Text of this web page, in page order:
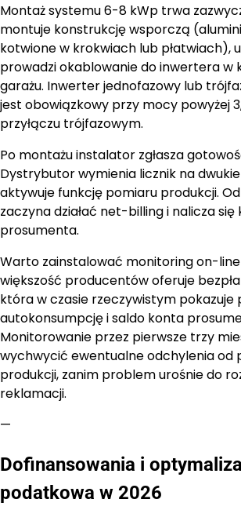
Montaż systemu 6-8 kWp trwa
montuje konstrukcję wsporczą
kotwione w krokwiach lub płatwiach),
prowadzi okablowanie do inwertera w
garażu. Inwerter jednofazowy lub
jest obowiązkowy przy mocy powyżej
przyłączu trójfazowym.
Po montażu instalator zgłasza
Dystrybutor wymienia licznik na
aktywuje funkcję pomiaru produkcji.
zaczyna działać net-billing i nalicza się
prosumenta.
Warto zainstalować monitoring on-
większość producentów oferuje
która w czasie rzeczywistym pokazuje
autokonsumpcję i saldo konta
Monitorowanie przez pierwsze trzy
wychwycić ewentualne odchylenia od
produkcji, zanim problem urośnie do
reklamacji.
—
Dofinansowania i
podatkowa w 2026